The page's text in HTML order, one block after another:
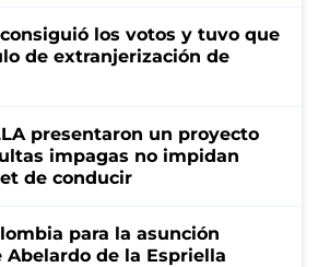
los votos y tuvo que
de extranjerización de
presentaron un proyecto
impagas no impidan
de conducir
para la asunción
Abelardo de la Espriella